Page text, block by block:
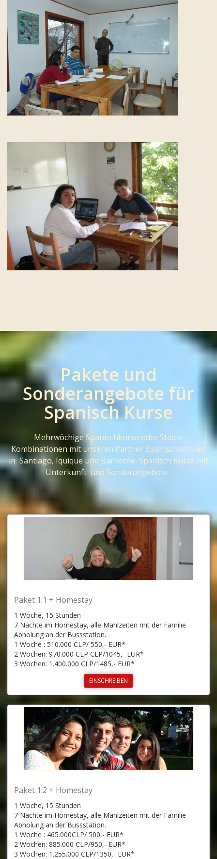
Pakete und
Sonderangebote für
Spanisch Kurse
Mehrwöchige Spanischkurse oder Städte
Kombinationen mit unseren Partner Spanischschulen
in Santiago, Iquique und Bariloche, Spanisch Kurse mit
Unterkunft und Sonderangebote .
Paket 1:1 + Homestay
1 Woche, 15 Stunden
7 Nächte im Homestay, alle Mahlzeiten mit der Familie
Abholung an der Bussstation.
1 Woche : 510.000 CLP/ 550,- EUR*
2 Wochen: 970.000 CLP CLP/1045,- EUR*
3 Wochen: 1.400.000 CLP/1485,- EUR*
EINSCHREIBEN
Paket 1:2 + Homestay
1 Woche, 15 Stunden
7 Nächte im Homestay, alle Mahlzeiten mit der Familie
Abholung an der Bussstation.
1 Woche : 465.000CLP/ 500,- EUR*
2 Wochen: 885.000 CLP/950,- EUR*
3 Wochen: 1.255.000 CLP/1350,- EUR*